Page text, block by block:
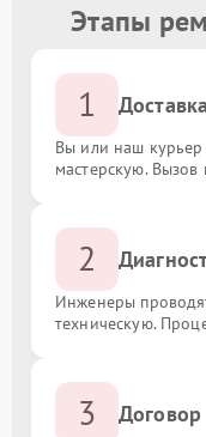
Этапы
1 Доставка
Вы или наш курьер
мастерскую. Вызов
2
Инженеры
техническую.
3 Договор